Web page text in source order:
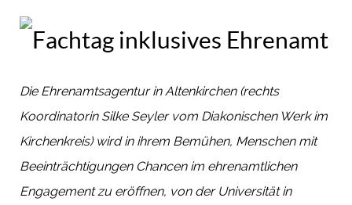
Die Ehrenamtsagentur in Altenkirchen (rechts
Koordinatorin Silke Seyler vom Diakonischen Werk im
Kirchenkreis) wird in ihrem Bemühen, Menschen mit
Beeinträchtigungen Chancen im ehrenamtlichen
Engagement zu eröffnen, von der Universität in